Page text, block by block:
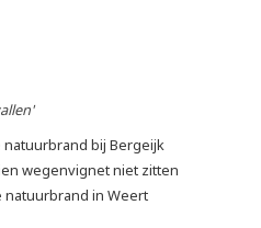
natuurbrand bij Bergeijk
wegenvignet niet zitten
natuurbrand in Weert